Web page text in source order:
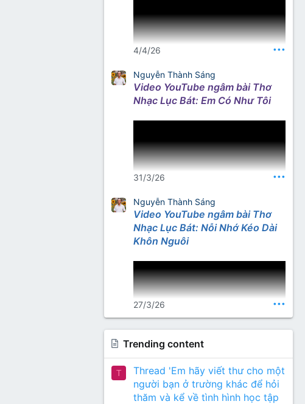
Nguồn thơ – tìm với từ khóa
4/4/26 •••
Nguyễn Thành Sáng
Video YouTube ngâm bài Thơ
Nhạc Lục Bát: Em Có Như Tôi
Nguồn thơ (gõ từ khoá): Nhất
Lang Thư Quán
31/3/26 •••
Nguyễn Thành Sáng
Video YouTube ngâm bài Thơ
Nhạc Lục Bát: Nỗi Nhớ Kéo Dài
Khôn Nguôi
Nguồn thơ (gõ từ khoá): Nhất
Lang Thư Quán
27/3/26 •••
Trending content
T
Thread 'Em hãy viết thư cho một
người bạn ở trường khác để hỏi
thăm và kể về tình hình học tập